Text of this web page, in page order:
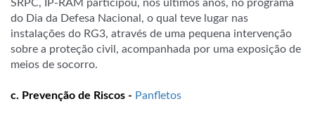
SRPC, IP-RAM participou, nos últimos anos, no programa
do Dia da Defesa Nacional, o qual teve lugar nas
instalações do RG3, através de uma pequena intervenção
sobre a proteção civil, acompanhada por uma exposição de
meios de socorro.
c. Prevenção de Riscos - Panfletos